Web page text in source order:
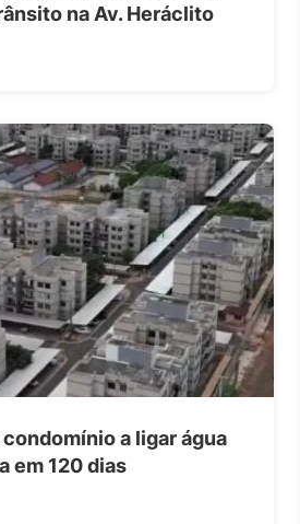
na Av. Heráclito
a ligar água
em 120 dias